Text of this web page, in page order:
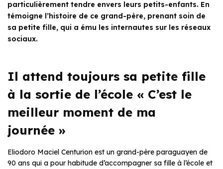
particulièrement tendre envers leurs petits-enfants. En
témoigne l’histoire de ce grand-père, prenant soin de
sa petite fille, qui a ému les internautes sur les réseaux
sociaux.
Il attend toujours sa petite fille
à la sortie de l’école « C’est le
meilleur moment de ma
journée »
Eliodoro Maciel Centurion est un grand-père paraguayen de
90 ans qui a pour habitude d’accompagner sa fille à l’école et